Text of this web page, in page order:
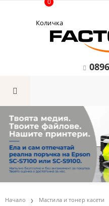
Количка
0
Начало Мастила и тонер касети